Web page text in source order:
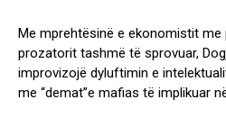
Me mprehtësinë e ekonomistit me
prozatorit tashmë të sprovuar,
improvizojë dyluftimin e
me “demat”e mafias të implikuar